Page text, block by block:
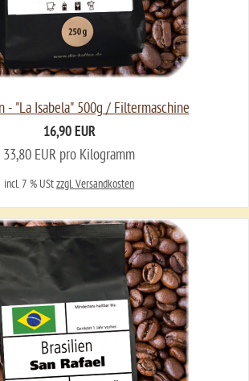
- "La Isabela" 500g / Filtermaschine
16,90 EUR
33,80 EUR pro Kilogramm
incl. 7 % UStzzgl. Versandkosten